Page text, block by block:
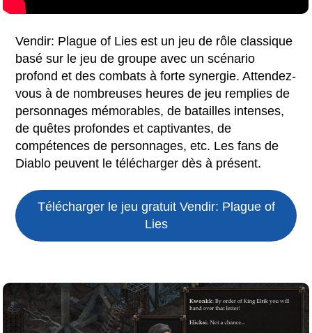
Vendir: Plague of Lies est un jeu de rôle classique
basé sur le jeu de groupe avec un scénario
profond et des combats à forte synergie. Attendez-
vous à de nombreuses heures de jeu remplies de
personnages mémorables, de batailles intenses,
de quêtes profondes et captivantes, de
compétences de personnages, etc. Les fans de
Diablo peuvent le télécharger dès à présent.
Télécharger le jeu gratuit Vendir: Plague of
Lies